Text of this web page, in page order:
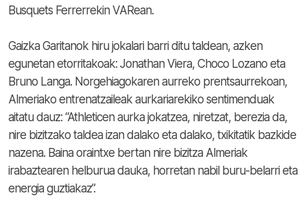
Busquets Ferrerrekin VARean.
Gaizka Garitanok hiru jokalari barri ditu taldean, azken
egunetan etorritakoak: Jonathan Viera, Choco Lozano eta
Bruno Langa. Norgehiagokaren aurreko prentsaurrekoan,
Almeriako entrenatzaileak aurkariarekiko sentimenduak
aitatu dauz: “Athleticen aurka jokatzea, niretzat, berezia da,
nire bizitzako taldea izan dalako eta dalako, txikitatik bazkide
nazena. Baina oraintxe bertan nire bizitza Almeriak
irabaztearen helburua dauka, horretan nabil buru-belarri eta
energia guztiakaz”.